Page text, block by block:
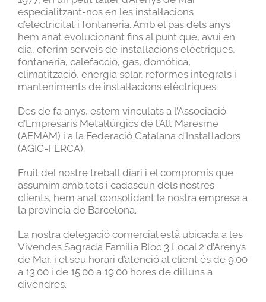
especialitzant-nos en les instal·lacions
d’electricitat i fontaneria. Amb el pas dels anys
hem anat evolucionant fins al punt que, avui en
dia, oferim serveis de instal·lacions elèctriques,
fontaneria, calefacció, gas, domòtica,
climatització, energia solar, reformes integrals i
manteniments de instal·lacions elèctriques.
Des de fa anys, estem vinculats a l’Associació
d’Empresaris Metal·lúrgics de l’Alt Maresme
(AEMAM) i a la Federació Catalana d’Instal·ladors
(AGIC-FERCA).
Fruit del nostre treball diari i el compromís que
assumim amb tots i cadascun dels nostres
clients, hem anat consolidant la nostra empresa a
la província de Barcelona.
La nostra delegació comercial està ubicada a les
Vivendes Sagrada Família Bloc 3 Local 2 d’Arenys
de Mar, i el seu horari d’atenció al client és de 9:00
a 13:00 i de 15:00 a 19:00 hores de dilluns a
divendres.